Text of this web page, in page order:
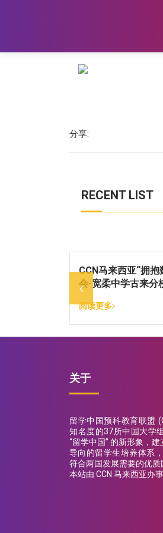
分享:
RECENT LIST
CCN马来西亚“拥抱
会-宽柔中学古来分
阅读更多
关于
留学中国预科教育联盟
知名度的37所中国大学
“留学中国” 的新形象，
导向的留学生培养体系
符合两国发展需要的优质
本站由 CCN 马来西亚办事